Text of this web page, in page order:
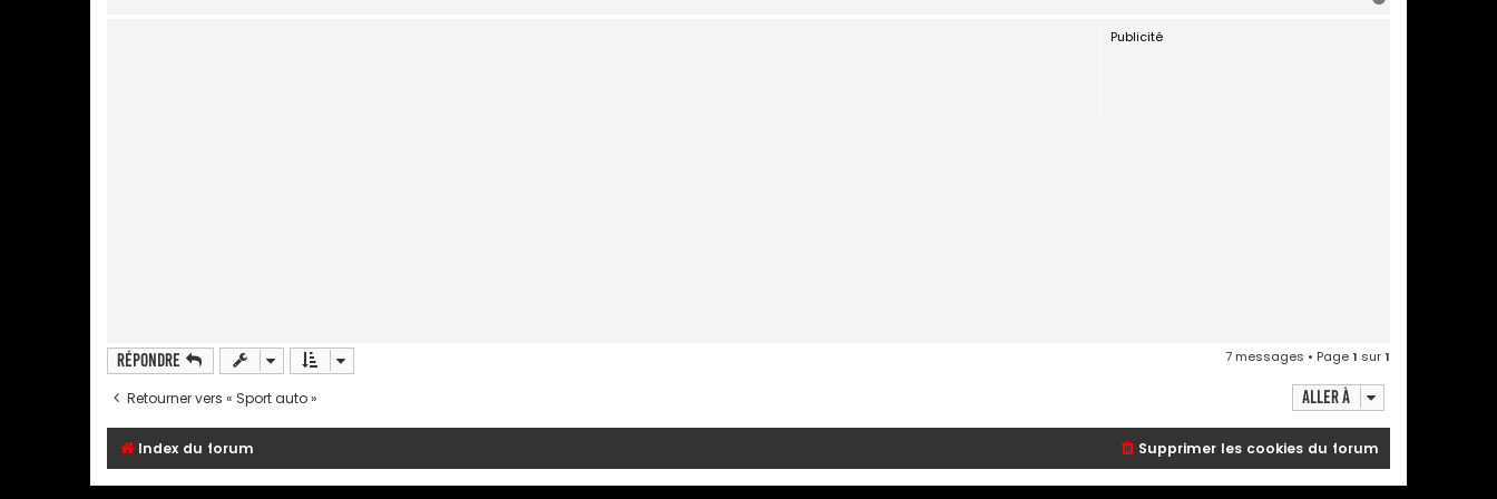
Publicité
Répondre 7 messages • Page1 sur1
Retourner vers « Sport auto » Aller à
Index du forum Supprimer les cookies du forum